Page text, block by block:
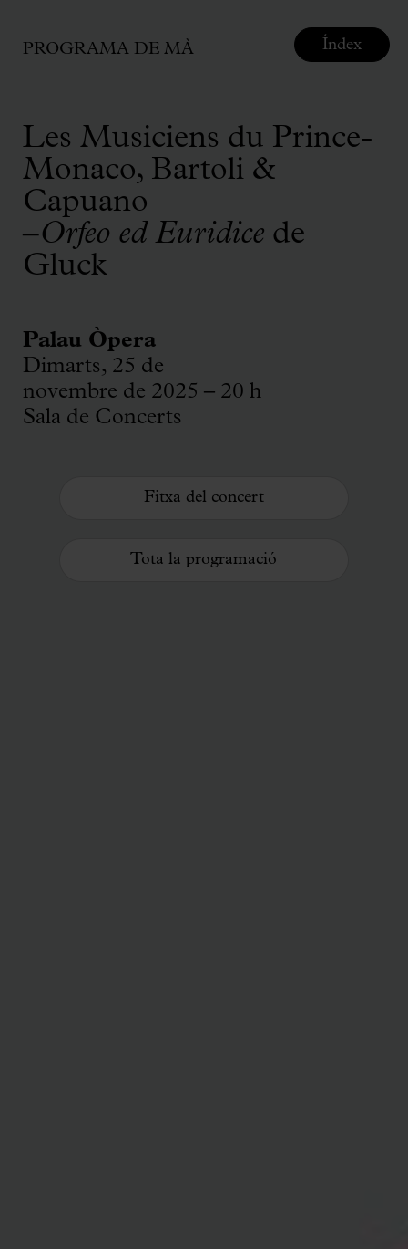
PROGRAMA DE MÀ
Les Musiciens du Prince-
Monaco, Bartoli &
Capuano
–Orfeo ed Euridice de
Gluck
Palau Òpera
Dimarts, 25 de
novembre de 2025 – 20 h
Sala de Concerts
Fitxa del concert
Tota la programació
Índex